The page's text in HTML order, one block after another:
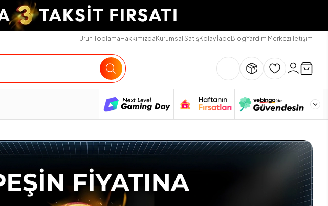
Ürün ToplamaHakkımızdaKurumsal SatışKolay İadeBlogYardım Merkeziİletişim